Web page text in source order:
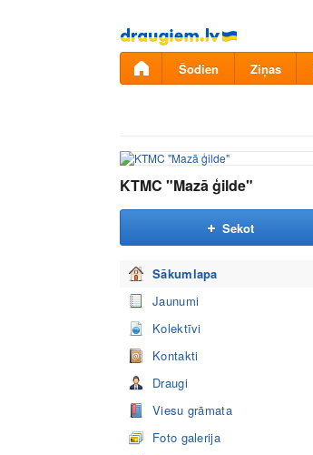
Pāriet
uz
saturu
Šodien Ziņas
KTMC "Mazā ģilde"
Sekot
Sākumlapa
Jaunumi
Kolektīvi
Kontakti
Draugi
Viesu grāmata
Foto galerija